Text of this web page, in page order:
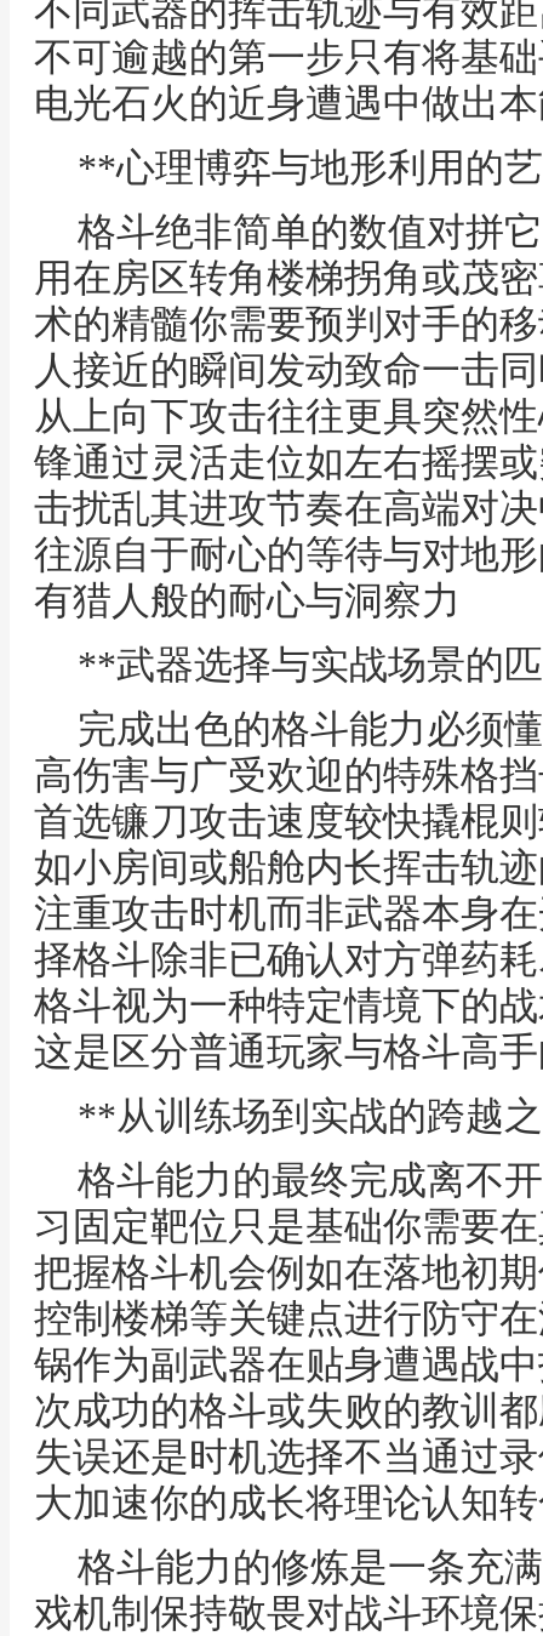
不同武器的挥击轨迹与有效
不可逾越的第一步只有将基
电光石火的近身遭遇中做出
**心理博弈与地形利用的
格斗绝非简单的数值对拼
用在房区转角楼梯拐角或茂
术的精髓你需要预判对手的
人接近的瞬间发动致命一击
从上向下攻击往往更具突然
锋通过灵活走位如左右摇摆
击扰乱其进攻节奏在高端对
往源自于耐心的等待与对地
有猎人般的耐心与洞察力
**武器选择与实战场景的
完成出色的格斗能力必须
高伤害与广受欢迎的特殊格
首选镰刀攻击速度较快撬棍
如小房间或船舱内长挥击轨
注重攻击时机而非武器本身
择格斗除非已确认对方弹药
格斗视为一种特定情境下的
这是区分普通玩家与格斗高
**从训练场到实战的跨越
格斗能力的最终完成离不
习固定靶位只是基础你需要
把握格斗机会例如在落地初
控制楼梯等关键点进行防守
锅作为副武器在贴身遭遇战
次成功的格斗或失败的教训
失误还是时机选择不当通过
大加速你的成长将理论认知
格斗能力的修炼是一条充
戏机制保持敬畏对战斗环境